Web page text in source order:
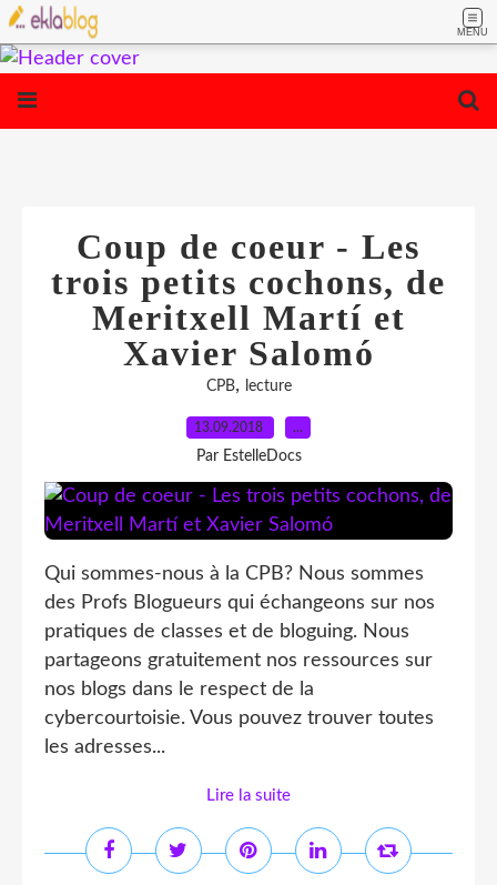
MENU
Coup de coeur - Les
trois petits cochons, de
Meritxell Martí et
Xavier Salomó
CPB, lecture
13.09.2018 …
Par EstelleDocs
Qui sommes-nous à la CPB? Nous sommes
des Profs Blogueurs qui échangeons sur nos
pratiques de classes et de bloguing. Nous
partageons gratuitement nos ressources sur
nos blogs dans le respect de la
cybercourtoisie. Vous pouvez trouver toutes
les adresses...
Lire la suite